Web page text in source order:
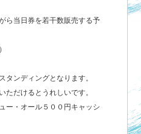
ら当日券を若干数販売する予
ンディングとなります。
ただけるとうれしいです。
ー・オール５００円キャッシ